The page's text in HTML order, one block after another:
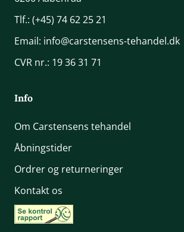
Tlf.: (+45) 74 62 25 21
Email: info@carstensens-tehandel.dk
CVR nr.: 19 36 31 71
Info
Om Carstensens tehandel
Åbningstider
Ordrer og returneringer
Kontakt os